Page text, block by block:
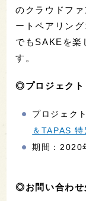
のクラウドフ
ートペアリン
でもSAKEを楽
す。
◎プロジェクト
プロジェク
＆TAPAS 特
期間：2020
◎お問い合わせ